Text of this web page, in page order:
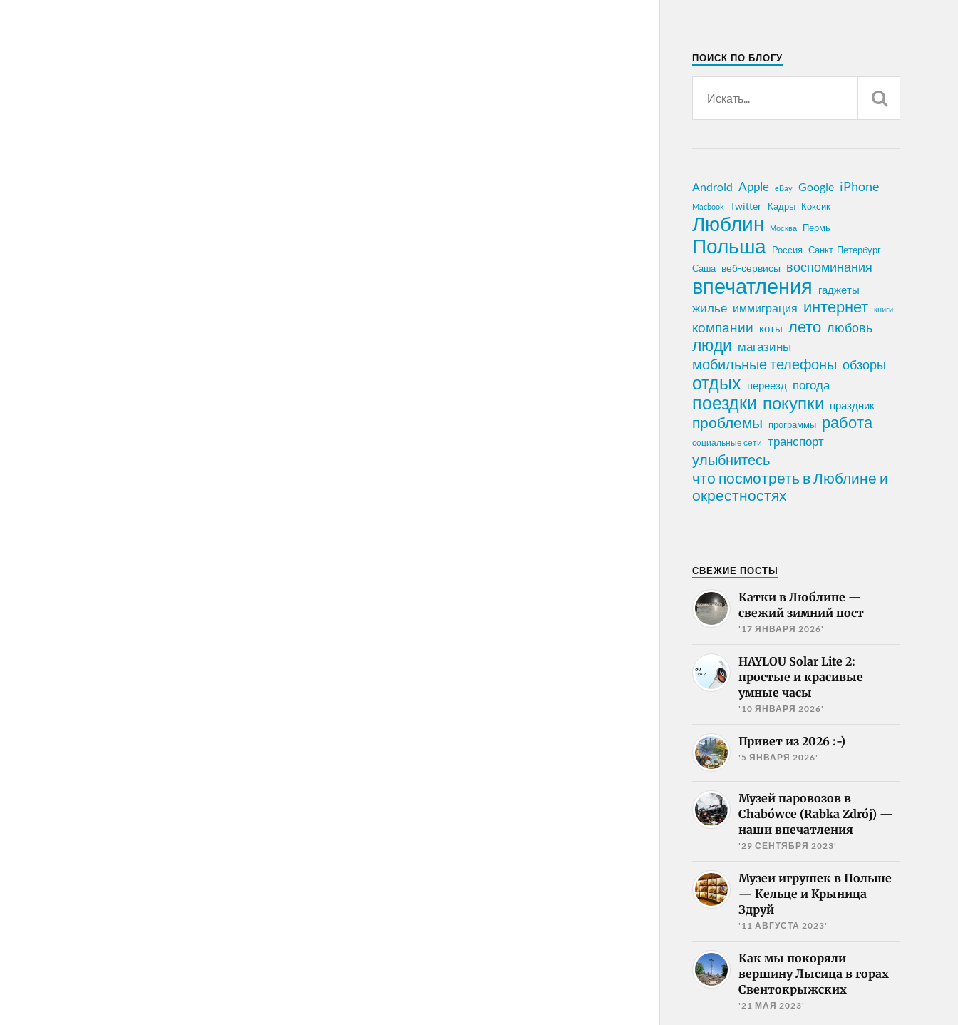
ПОИСК ПО БЛОГУ
Android Apple eBay Google iPhone
Macbook Twitter Кадры Коксик
Люблин Москва Пермь
Польша Россия Санкт-Петербург
Саша веб-сервисы воспоминания
впечатления гаджеты
жилье иммиграция интернет книги
компании коты лето любовь
люди магазины
мобильные телефоны обзоры
отдых переезд погода
поездки покупки праздник
проблемы программы работа
социальные сети транспорт
улыбнитесь
что посмотреть в Люблине и
окрестностях
СВЕЖИЕ ПОСТЫ
Катки в Люблине —
свежий зимний пост
'17 ЯНВАРЯ 2026'
HAYLOU Solar Lite 2:
простые и красивые
умные часы
'10 ЯНВАРЯ 2026'
Привет из 2026 :-)
'5 ЯНВАРЯ 2026'
Музей паровозов в
Chabówce (Rabka Zdrój) —
наши впечатления
'29 СЕНТЯБРЯ 2023'
Музеи игрушек в Польше
— Кельце и Крыница
Здруй
'11 АВГУСТА 2023'
Как мы покоряли
вершину Лысица в горах
Свентокрыжских
'21 МАЯ 2023'